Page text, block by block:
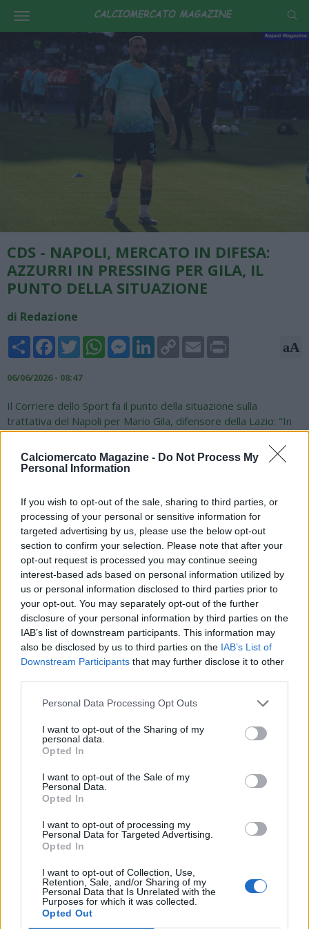
Calciomercato Magazine - Do Not Process My
Personal Information
If you wish to opt-out of the sale, sharing to third parties, or
processing of your personal or sensitive information for
targeted advertising by us, please use the below opt-out
section to confirm your selection. Please note that after your
opt-out request is processed you may continue seeing
interest-based ads based on personal information utilized by
us or personal information disclosed to third parties prior to
your opt-out. You may separately opt-out of the further
disclosure of your personal information by third parties on the
IAB’s list of downstream participants. This information may
also be disclosed by us to third parties on the IAB’s List of
Downstream Participants that may further disclose it to other
Personal Data Processing Opt Outs
I want to opt-out of the Sharing of my
personal data.
Opted In
I want to opt-out of the Sale of my
Personal Data.
Opted In
I want to opt-out of processing my
Personal Data for Targeted Advertising.
Opted In
I want to opt-out of Collection, Use,
Retention, Sale, and/or Sharing of my
Personal Data that Is Unrelated with the
Purposes for which it was collected.
Opted Out
CDS - NAPOLI, MERCATO IN DIFESA:
AZZURRI IN PRESSING PER GILA, IL
PUNTO DELLA SITUAZIONE
di Redazione
Share FacebookTwitterWhatsAppMessengerLinkedInCopy
Link
Email aA
06/06/2026 - 08:47
Il Corriere dello Sport fa il punto della situazione sulla
trattativa del Napoli per Mario Gila, difensore della Lazio: "In
difesa, con Juan Jesus ai saluti, il Napoli valuterà in ritiro
Marianucci e Rafa Marin, di rientro dai prestiti, però un altro
centrale occorrerebbe e Mario Gila della Lazio è il preferito e
classe 2000, è in scadenza nel 2027 ma Lotito non fa sconti,
anche perché il cinquanta per cento della cessione andrà al
Real Madrid, dov’è cresciuto. Valutazione? Secondo la Lazio
almeno 30 milioni. Tanti, troppi, soprattutto per la sua
situazione contrattuale, ma con la cessione di Romagnoli in
Arabia Saudita Gattuso non vorrebbe perdere l’altro centrale.
Il Napoli è in pressing e ci proverà".
VAI ALLA VERSIONE CLASSICA
Il materiale (testo, foto e video) consultabile in questo portale è di nostra proprietà.
Alcune foto (screenshot) ed articoli presenti su "Calciomercato Magazine" sono in parte
giunti da internet, in quanto arrivati alla nostra attenzione attraverso regolari